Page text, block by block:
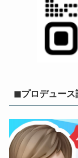
◼︎プロデュース